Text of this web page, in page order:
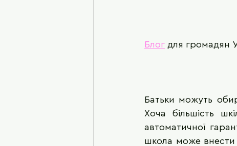
Блог для громадян
Батьки можуть
Хоча більшість
автоматичної
школа може внести